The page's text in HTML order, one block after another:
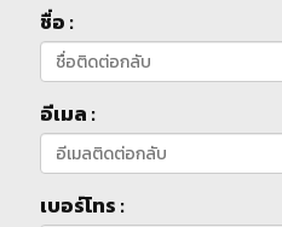
ชื่อ :
อีเมล :
เบอร์โทร :